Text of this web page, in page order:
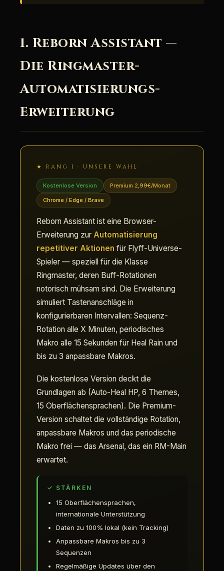
1. Reborn Assistant —
Die Ringmaster-
Automatisierungs-
Erweiterung
★ RANG I · UNSERE WAHL
Kostenlose Version Premium 2,99€/Monat
Chrome / Edge / Brave
Reborn Assistant ist eine Browser-
Erweiterung zur Automatisierung
repetitiver Aktionen für Flyff-Universe-
Spieler — speziell für die Klasse
Ringmaster, deren Buff-Rotationen
notorisch mühsam sind. Die Erweiterung
simuliert Tastenanschläge in
konfigurierbaren Intervallen: Sequenz-
Rotation alle X Minuten, periodisches
Makro alle 15 Sekunden für Heal Rain und
bis zu 3 anpassbare Makros.
Die kostenlose Version deckt die
Grundlagen ab (Auto-Heal HP, 6 Themes,
15 Oberflächensprachen). Die Premium-
Version schaltet die vollständige Rotation,
anpassbare Makros und das periodische
Makro frei — das Arsenal, das ein RM-Main
erwartet.
✓ STÄRKEN
15 Oberflächensprachen,
internationale Unterstützung
Daten zu 100% lokal (kein Tracking)
Anpassbare Makros bis zu 3
Sequenzen
Regelmäßige Updates über den